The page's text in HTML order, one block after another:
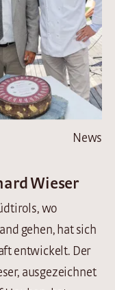
News
Wieser
wo
gehen, hat sich
entwickelt. Der
ausgezeichnet